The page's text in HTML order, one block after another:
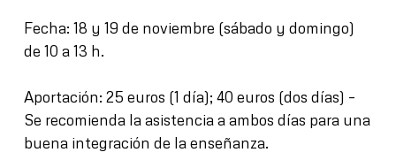
Fecha: 18 y 19 de noviembre (sábado y domingo)
de 10 a 13 h.
Aportación: 25 euros (1 día); 40 euros (dos días) –
Se recomienda la asistencia a ambos días para una
buena integración de la enseñanza.